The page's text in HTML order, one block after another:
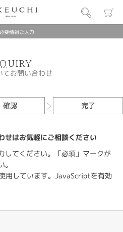
要情報ご入力
てお問い合わせ
確認 完了
せはお気軽にご相談ください
してください。「必須」マークが
用しています。JavaScriptを有効